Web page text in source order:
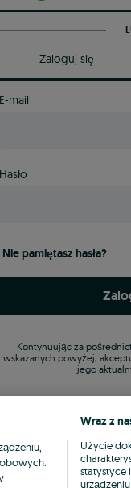
Zaloguj się
E-mail
Hasło
Nie pamiętasz hasła?
Kontynuując za
wskazanych powyżej,
jego
Wraz z
Użycie
statystyce